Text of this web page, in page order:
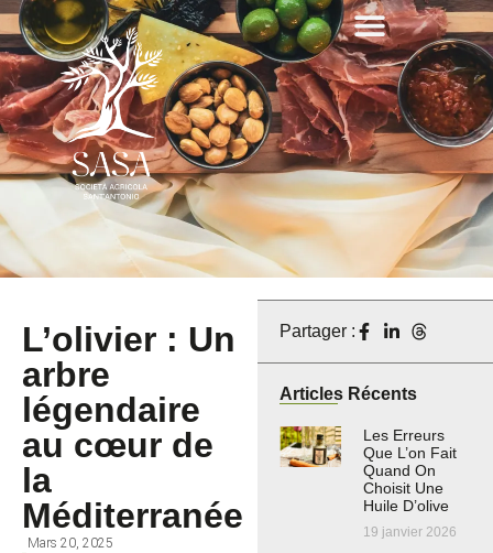
L’olivier : Un
arbre
légendaire
au cœur de
la
Méditerranée
Mars 20, 2025
Partager :
Articles Récents
Les Erreurs
Que L’on Fait
Quand On
Choisit Une
Huile D’olive
19 janvier 2026